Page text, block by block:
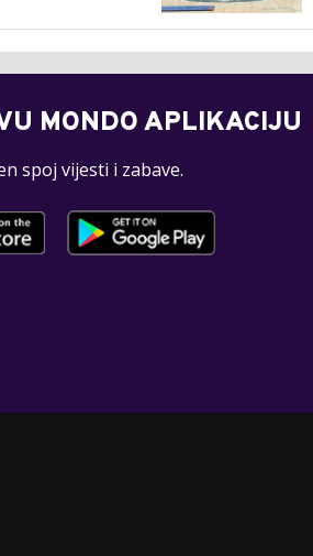
MONDO APLIKACIJU
spoj vijesti i zabave.